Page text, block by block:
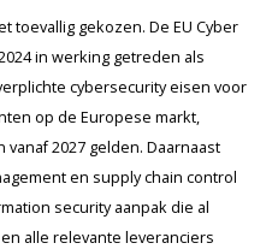
toevallig gekozen. De EU Cyber
in werking getreden als
cybersecurity eisen voor
op de Europese markt,
2027 gelden. Daarnaast
en supply chain control
security aanpak die al
alle relevante leveranciers